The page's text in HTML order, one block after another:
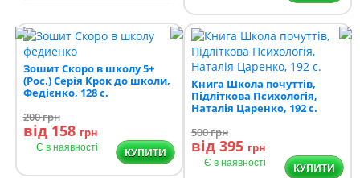
Зошит Скоро в школу 5+
(Рос.) Серія Крок до школи,
Федієнко, 128 с.
200грн
від 158 грн
Є в наявності КУПИТИ
Книга Школа почуттів,
Підліткова Психологія,
Наталія Царенко, 192 с.
500грн
від 395 грн
Є в наявності КУПИТИ